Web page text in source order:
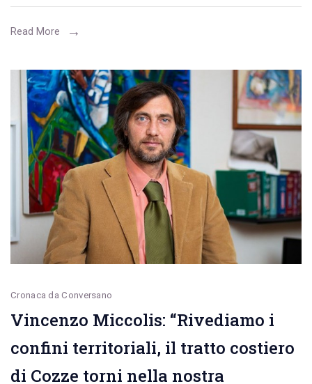
del
“La
Putignano
Conversano)
sarà
attivata
entro
dicembre
Read More
Cronaca da Conversano
Vincenzo Miccolis: “Rivediamo i
confini territoriali, il tratto costiero
di Cozze torni nella nostra